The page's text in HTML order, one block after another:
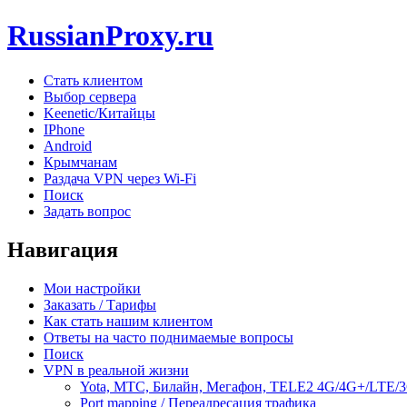
RussianProxy.ru
Стать клиентом
Выбор сервера
Keenetic/Китайцы
IPhone
Android
Крымчанам
Раздача VPN через Wi-Fi
Поиск
Задать вопрос
Навигация
Мои настройки
Заказать / Тарифы
Как стать нашим клиентом
Ответы на часто поднимаемые вопросы
Поиск
VPN в реальной жизни
Yota, МТС, Билайн, Мегафон, TELE2 4G/4G+/LTE/
Port mapping / Переадресация трафика